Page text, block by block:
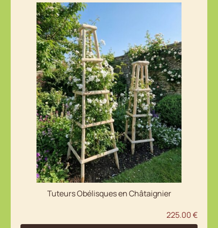
Tuteurs Obélisques en Châtaignier
225.00€